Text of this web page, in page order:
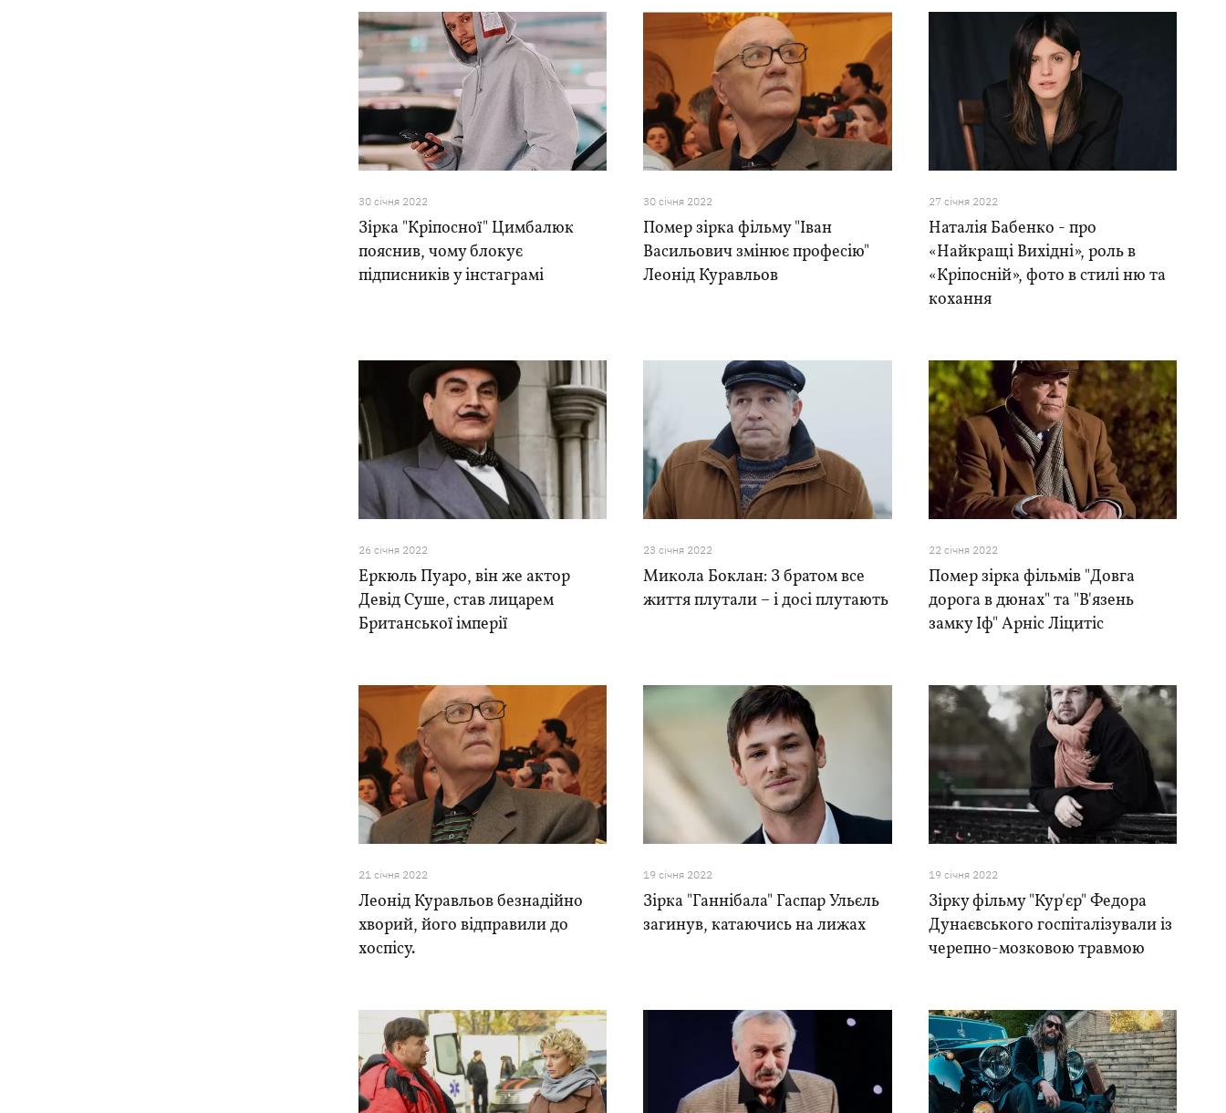
30 сiчня 2022
Зірка "Кріпосної" Цимбалюк
пояснив, чому блокує
підписників у інстаграмі
30 сiчня 2022
Помер зірка фільму "Іван
Васильович змінює професію"
Леонід Куравльов
27 сiчня 2022
Наталія Бабенко - про
«Найкращі Вихідні», роль в
«Кріпосній», фото в стилі ню та
кохання
26 сiчня 2022
Еркюль Пуаро, він же актор
Девід Суше, став лицарем
Британської імперії
23 сiчня 2022
Микола Боклан: З братом все
життя плутали – і досі плутають
22 сiчня 2022
Помер зірка фільмів "Довга
дорога в дюнах" та "В'язень
замку Іф" Арніс Ліцитіс
21 сiчня 2022
Леонід Куравльов безнадійно
хворий, його відправили до
хоспісу.
19 сiчня 2022
Зірка "Ганнібала" Гаспар Ульєль
загинув, катаючись на лижах
19 сiчня 2022
Зірку фільму "Кур'єр" Федора
Дунаєвського госпіталізували із
черепно-мозковою травмою